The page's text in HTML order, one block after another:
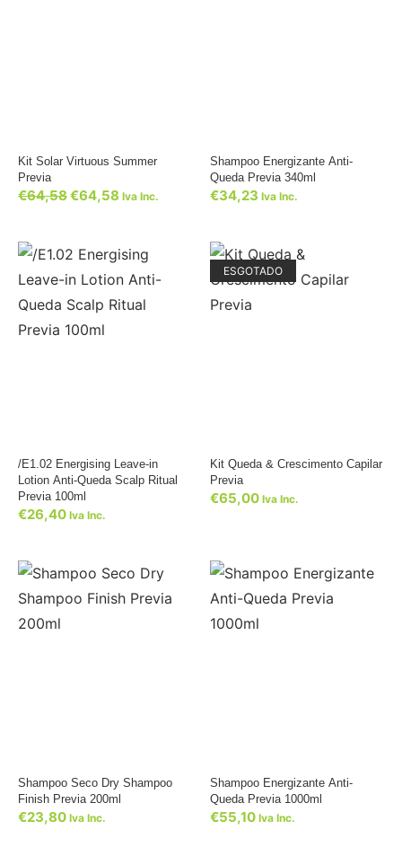
Kit Solar Virtuous Summer
Previa
€64,58€64,58 Iva Inc.
Shampoo Energizante Anti-
Queda Previa 340ml
€34,23 Iva Inc.
/E1.02 Energising Leave-in
Lotion Anti-Queda Scalp Ritual
Previa 100ml
€26,40 Iva Inc.
ESGOTADO
Kit Queda & Crescimento Capilar
Previa
€65,00 Iva Inc.
Shampoo Seco Dry Shampoo
Finish Previa 200ml
€23,80 Iva Inc.
Shampoo Energizante Anti-
Queda Previa 1000ml
€55,10 Iva Inc.